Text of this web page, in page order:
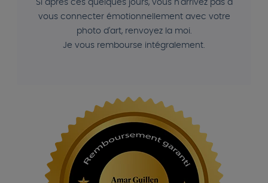
Si après ces quelques jours, vous n'arrivez pas à
vous connecter émotionnellement avec votre
photo d'art, renvoyez la moi.
Je vous rembourse intégralement.